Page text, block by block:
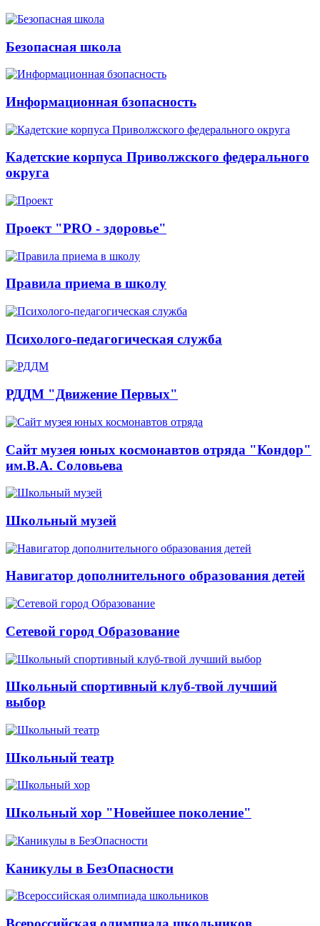
Безопасная школа
Информационная бзопасность
Кадетские корпуса Приволжского федерального
округа
Проект "PRO - здоровье"
Правила приема в школу
Психолого-педагогическая служба
РДДМ "Движение Первых"
Сайт музея юных космонавтов отряда "Кондор"
им.В.А. Соловьева
Школьный музей
Навигатор дополнительного образования детей
Сетевой город Образование
Школьный спортивный клуб-твой лучший
выбор
Школьный театр
Школьный хор "Новейшее поколение"
Каникулы в БезОпасности